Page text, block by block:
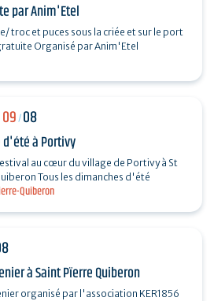
par Anim'Etel
la criée et sur le port
entrée gratuite Organisé par Anim'Etel
Quiberon
09/08
d'été à Portivy
au cœur du village de Portivy à St
Pierre Quiberon Tous les dimanches d'été
à Saint Pïerre Quiberon
organisé par l'association KER1856